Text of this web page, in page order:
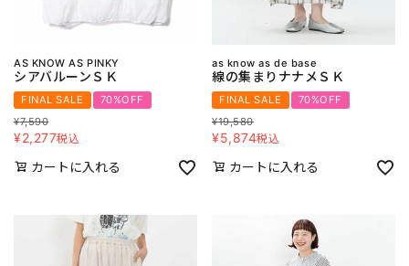
AS KNOW AS PINKY
シアバルーンＳＫ
FINAL SALE
70%OFF
¥7,590
¥2,277税込
カートに入れる
as know as de base
線の集まりナナメＳＫ
FINAL SALE
70%OFF
¥19,580
¥5,874税込
カートに入れる